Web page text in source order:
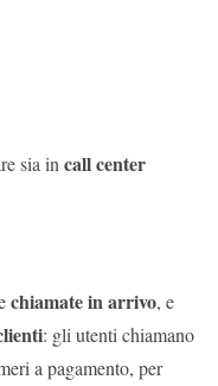
sia in call center
chiamate in arrivo, e
: gli utenti chiamano
a pagamento, per